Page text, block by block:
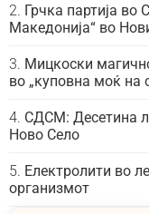
Грчка партија во
Македонија“ во
Мицкоски
во „куповна моќ на
СДСМ: Десетина
Ново Село
Електролити во
организмот